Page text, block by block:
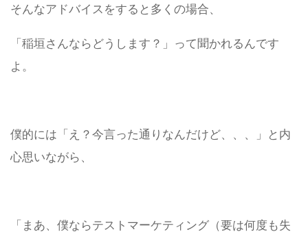
そんなアドバイスをすると多くの場合、
「稲垣さんならどうします？」って聞かれるんです
よ。
僕的には「え？今言った通りなんだけど、、、」と内
心思いながら、
「まあ、僕ならテストマーケティング（要は何度も失